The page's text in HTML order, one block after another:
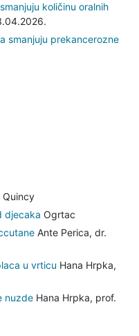
količinu oralnih
smanjuju prekancerozne
Quincy
djecaka Ogrtac
Ante Perica, dr.
u vrticu Hana Hrpka,
nuzde Hana Hrpka, prof.